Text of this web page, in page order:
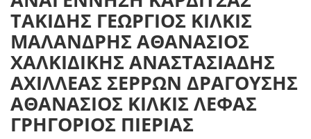
ΤΑΚΙΔΗΣ ΓΕΩΡΓΙΟΣ ΚΙΛΚΙΣ
ΜΑΛΑΝΔΡΗΣ ΑΘΑΝΑΣΙΟΣ
ΧΑΛΚΙΔΙΚΗΣ ΑΝΑΣΤΑΣΙΑΔΗΣ
ΑΧΙΛΛΕΑΣ ΣΕΡΡΩΝ ΔΡΑΓΟΥΣΗΣ
ΑΘΑΝΑΣΙΟΣ ΚΙΛΚΙΣ ΛΕΦΑΣ
ΓΡΗΓΟΡΙΟΣ ΠΙΕΡΙΑΣ